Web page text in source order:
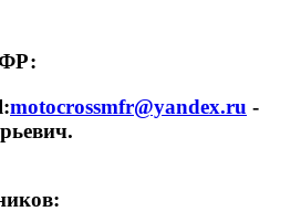
motocrossmfr@yandex.ru -